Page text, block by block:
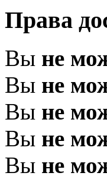
Права
Вы не
Вы не
Вы не
Вы не
Вы не